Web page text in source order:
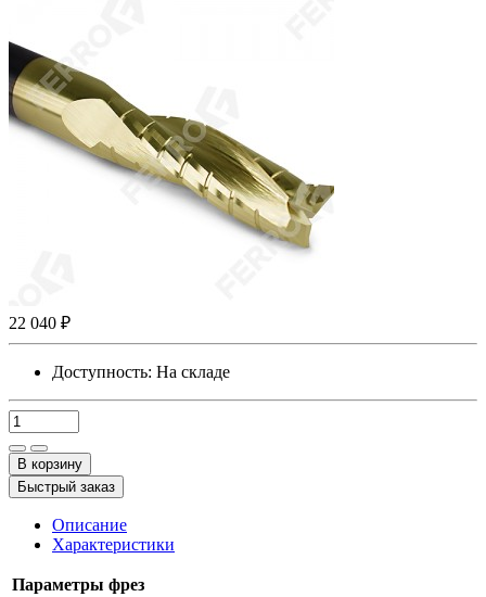
22 040 ₽
Доступность: На складе
В корзину
Быстрый заказ
Описание
Характеристики
Параметры фрез